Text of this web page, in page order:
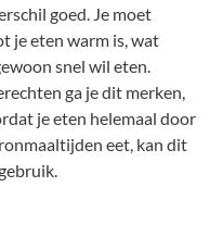
goed. Je moet
je eten warm is, wat
snel wil eten.
ga je dit merken,
je eten helemaal door
eet, kan dit